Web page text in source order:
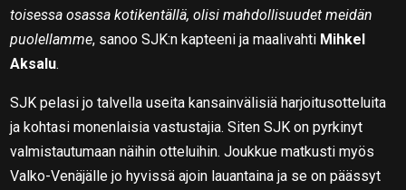
toisessa osassa kotikentällä, olisi mahdollisuudet meidän
puolellamme, sanoo SJK:n kapteeni ja maalivahti Mihkel
Aksalu.
SJK pelasi jo talvella useita kansainvälisiä harjoitusotteluita
ja kohtasi monenlaisia vastustajia. Siten SJK on pyrkinyt
valmistautumaan näihin otteluihin. Joukkue matkusti myös
Valko-Venäjälle jo hyvissä ajoin lauantaina ja se on päässyt